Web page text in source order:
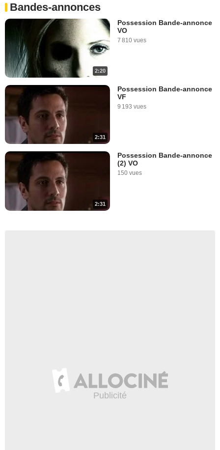
Bandes-annonces
2:20
Possession Bande-annonce
VO
7 810 vues
2:31
Possession Bande-annonce
VF
9 193 vues
2:31
Possession Bande-annonce
(2) VO
150 vues